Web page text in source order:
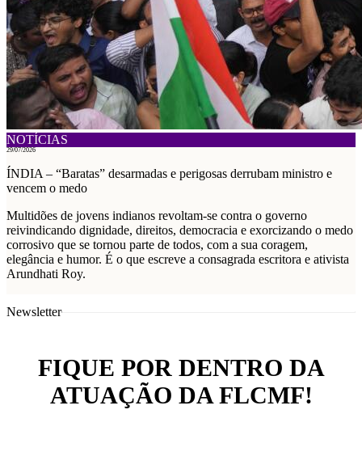
NOTÍCIAS
29/07/2026
ÍNDIA – “Baratas” desarmadas e perigosas derrubam ministro e
vencem o medo
Multidões de jovens indianos revoltam-se contra o governo
reivindicando dignidade, direitos, democracia e exorcizando o medo
corrosivo que se tornou parte de todos, com a sua coragem,
elegância e humor. É o que escreve a consagrada escritora e ativista
Arundhati Roy.
Newsletter
FIQUE POR DENTRO DA
ATUAÇÃO DA FLCMF!